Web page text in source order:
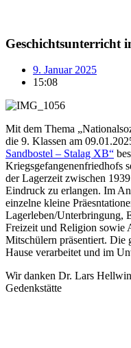
Geschichtsunterricht
9. Januar 2025
15:08
Mit dem Thema
die 9. Klassen am
Sandbostel – Stalag XB“
Kriegsgefangenenfriedhofs
der Lagerzeit zwischen
Eindruck zu erlangen. Im
einzelne kleine
Lagerleben/Unterbringung,
Freizeit und Religion sowie
Mitschülern präsentiert. Die
Hause verarbeitet und im
Wir danken Dr. Lars
Gedenkstätte